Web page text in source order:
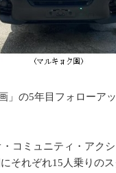
の5年目フォローア
コミュニティ・アク
れぞれ15人乗りのス